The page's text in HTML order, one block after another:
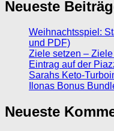
Neueste
Weihnachtsspiel:
und PDF)
Ziele setzen –
Eintrag auf der
Sarahs Keto-
Ilonas Bonus
Neueste